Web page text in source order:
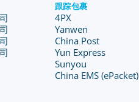
跟踪包裹
4PX
Yanwen
China Post
Yun Express
Sunyou
China EMS (ePacket)